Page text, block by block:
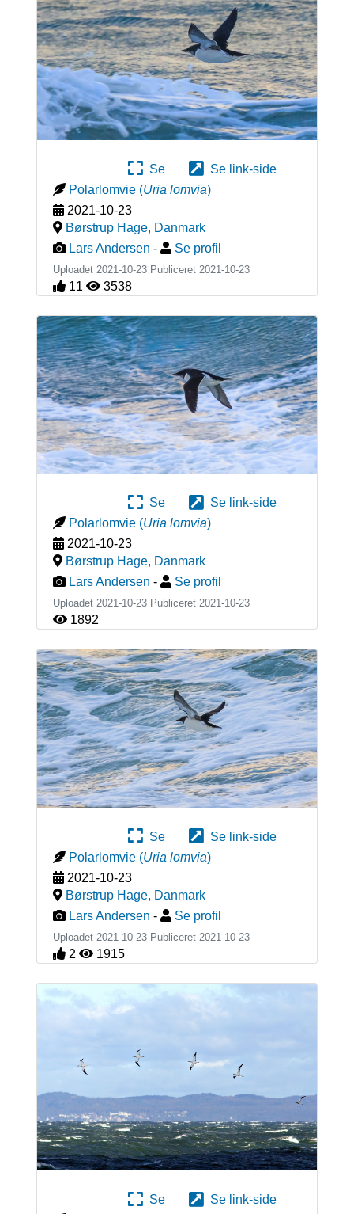
Se
Se link-side
Polarlomvie (Uria lomvia)
2021-10-23
Børstrup Hage, Danmark
Lars Andersen - Se profil
Uploadet 2021-10-23 Publiceret 2021-10-23
11 3538
Se
Se link-side
Polarlomvie (Uria lomvia)
2021-10-23
Børstrup Hage, Danmark
Lars Andersen - Se profil
Uploadet 2021-10-23 Publiceret 2021-10-23
1892
Se
Se link-side
Polarlomvie (Uria lomvia)
2021-10-23
Børstrup Hage, Danmark
Lars Andersen - Se profil
Uploadet 2021-10-23 Publiceret 2021-10-23
2 1915
Se
Se link-side